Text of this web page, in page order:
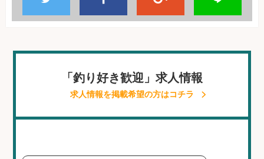
「釣り好き歓迎」求人情報
求人情報を掲載希望の方はコチラ